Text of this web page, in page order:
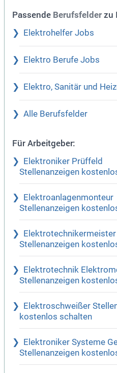
Passende Berufsfelder zu
Elektrohelfer Jobs
Elektro Berufe Jobs
Elektro, Sanitär und
Alle Berufsfelder
Für Arbeitgeber:
Elektroniker Prüffeld
Stellenanzeigen
Elektroanlagenmonteur
Stellenanzeigen
Elektrotechnikermeister
Stellenanzeigen
Elektrotechnik
Stellenanzeigen
Elektroschweißer
kostenlos schalten
Elektroniker Systeme
Stellenanzeigen